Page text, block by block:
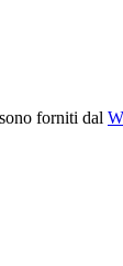
forniti dal